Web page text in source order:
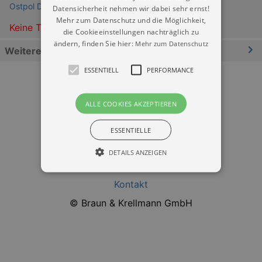
Ostpol Dresden
Keine Termine
Weitere Informationen
Datenschutz
Kontakt
© Braun & Krellmann GmbH
Datensicherheit nehmen wir dabei sehr ernst!
Mehr zum Datenschutz und die Möglichkeit,
die Cookieeinstellungen nachträglich zu
ändern, finden Sie hier: Mehr zum Datenschutz
ESSENTIELL PERFORMANCE
ALLE COOKIES AKZEPTIEREN
ESSENTIELLE
DETAILS ANZEIGEN